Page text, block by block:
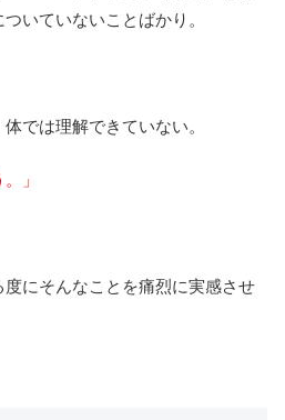
いていないことばかり。
では理解できていない。
」
にそんなことを痛烈に実感させ